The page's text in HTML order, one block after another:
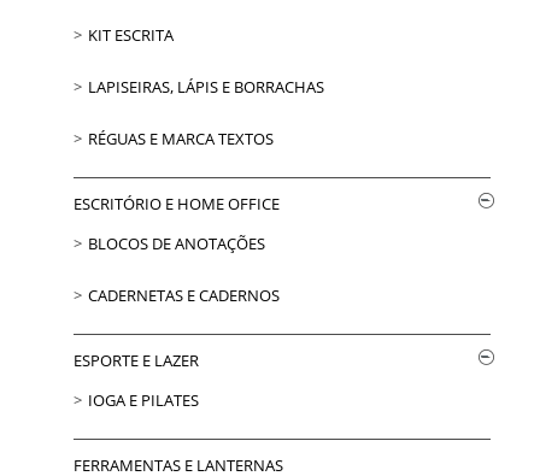
KIT ESCRITA
LAPISEIRAS, LÁPIS E BORRACHAS
RÉGUAS E MARCA TEXTOS
ESCRITÓRIO E HOME OFFICE
BLOCOS DE ANOTAÇÕES
CADERNETAS E CADERNOS
ESPORTE E LAZER
IOGA E PILATES
FERRAMENTAS E LANTERNAS